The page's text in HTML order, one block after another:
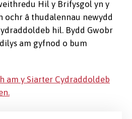
Hil y Brifysgol yn y
ochr â thudalennau newydd
hil. Bydd Gwobr
am gyfnod o bum
am y Siarter Cydraddoldeb